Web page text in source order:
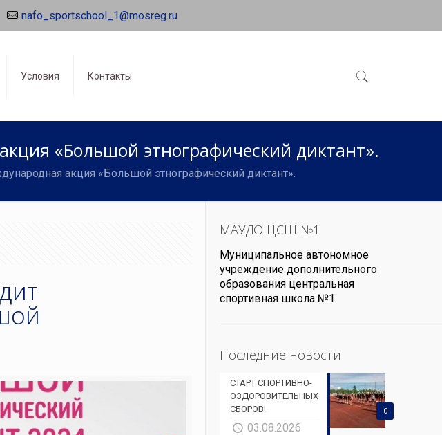
nafo_sportschool_1@mosreg.ru
Условия Контакты
«Большой этнографический диктант».
акция «Большой этнографический диктант».
МАУДО ЦСШ №1
Муниципальное автономное
учреждение дополнительного
образования центральная
спортивная школа №1
Последние новости
0
СТАРТ СПОРТИВНО-
ОЗДОРОВИТЕЛЬНЫХ
СБОРОВ!
03.08.2026